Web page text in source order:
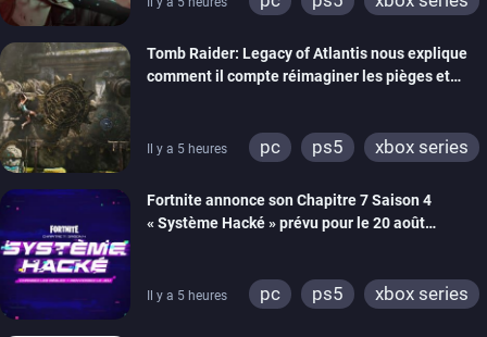
Tomb Raider: Legacy of Atlantis nous explique
comment il compte réimaginer les pièges et
Il y a 5 heures pc ps5
xbox series
Fortnite annonce son Chapitre 7 Saison 4
« Système Hacké » prévu pour le 20 août
Il y a 5 heures pc ps5
xbox series